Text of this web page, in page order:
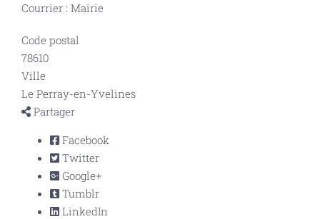
Courrier : Mairie
Code postal
78610
Ville
Le Perray-en-Yvelines
Partager
Facebook
Twitter
Google+
Tumblr
LinkedIn